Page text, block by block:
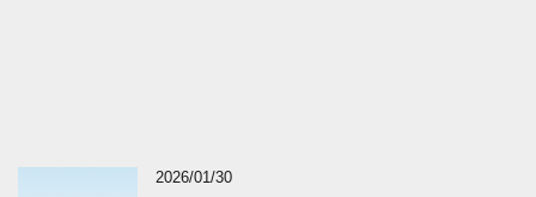
2026/01/30